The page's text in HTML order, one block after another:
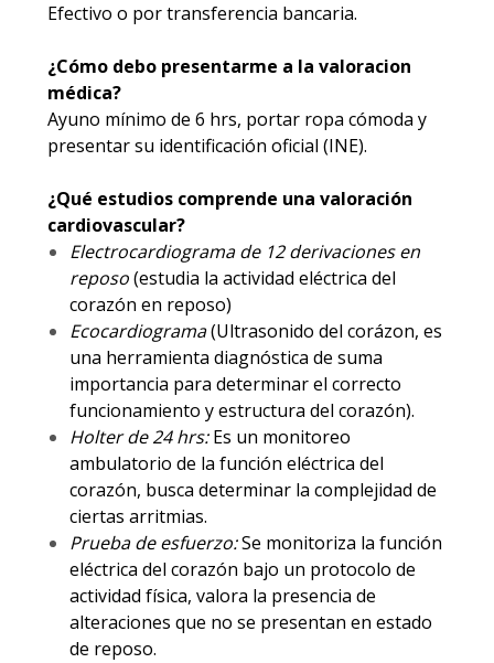
Efectivo o por transferencia bancaria.
¿Cómo debo presentarme a la valoracion
médica?
Ayuno mínimo de 6 hrs, portar ropa cómoda y
presentar su identificación oficial (INE).
¿Qué estudios comprende una valoración
cardiovascular?
Electrocardiograma de 12 derivaciones en
reposo(estudia la actividad eléctrica del
corazón en reposo)
Ecocardiograma(Ultrasonido del corázon, es
una herramienta diagnóstica de suma
importancia para determinar el correcto
funcionamiento y estructura del corazón).
Holter de 24 hrs:Es un monitoreo
ambulatorio de la función eléctrica del
corazón, busca determinar la complejidad de
ciertas arritmias.
Prueba de esfuerzo:Se monitoriza la función
eléctrica del corazón bajo un protocolo de
actividad física, valora la presencia de
alteraciones que no se presentan en estado
de reposo.